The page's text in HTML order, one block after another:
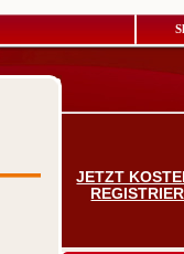
JETZT